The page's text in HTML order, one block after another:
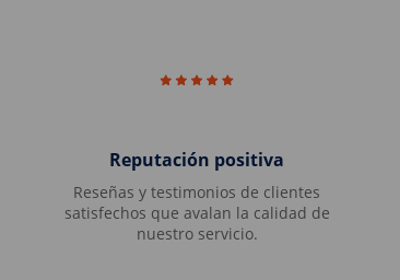
Reputación positiva
Reseñas y testimonios de clientes
satisfechos que avalan la calidad de
nuestro servicio.